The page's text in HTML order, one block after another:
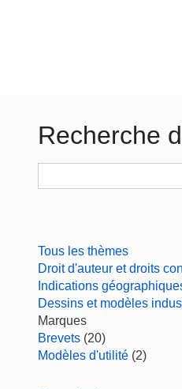
Recherche
Tous les thèmes
Droit d'auteur et droits
Indications
Dessins et modèles
Marques
Brevets (20)
Modèles d'utilité (2)